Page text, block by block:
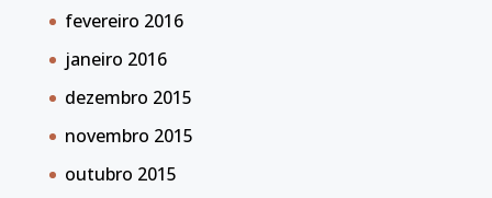
fevereiro 2016
janeiro 2016
dezembro 2015
novembro 2015
outubro 2015